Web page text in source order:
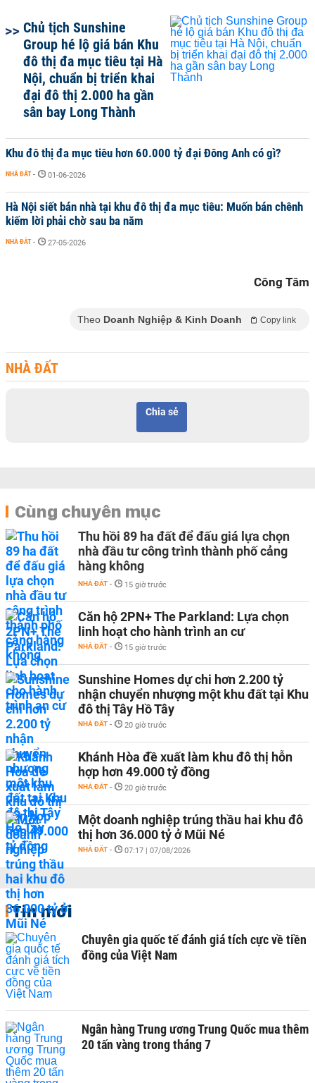
Chủ tịch Sunshine
Group hé lộ giá bán Khu
đô thị đa mục tiêu tại Hà
Nội, chuẩn bị triển khai
đại đô thị 2.000 ha gần
sân bay Long Thành
Khu đô thị đa mục tiêu hơn 60.000 tỷ đại Đông Anh có gì?
NHÀ ĐẤT - 01-06-2026
Hà Nội siết bán nhà tại khu đô thị đa mục tiêu: Muốn bán chênh
kiếm lời phải chờ sau ba năm
NHÀ ĐẤT - 27-05-2026
Công Tâm
Theo Doanh Nghiệp & Kinh Doanh Copy link
NHÀ ĐẤT
Chia sẻ
Cùng chuyên mục
Thu hồi 89 ha đất để đấu giá lựa chọn
nhà đầu tư công trình thành phố cảng
hàng không
NHÀ ĐẤT - 15 giờ trước
Căn hộ 2PN+ The Parkland: Lựa chọn
linh hoạt cho hành trình an cư
NHÀ ĐẤT - 15 giờ trước
Sunshine Homes dự chi hơn 2.200 tỷ
nhận chuyển nhượng một khu đất tại Khu
đô thị Tây Hồ Tây
NHÀ ĐẤT - 20 giờ trước
Khánh Hòa đề xuất làm khu đô thị hỗn
hợp hơn 49.000 tỷ đồng
NHÀ ĐẤT - 20 giờ trước
Một doanh nghiệp trúng thầu hai khu đô
thị hơn 36.000 tỷ ở Mũi Né
NHÀ ĐẤT - 07:17 | 07/08/2026
Tin mới
Chuyên gia quốc tế đánh giá tích cực về tiền
đồng của Việt Nam
Ngân hàng Trung ương Trung Quốc mua thêm
20 tấn vàng trong tháng 7